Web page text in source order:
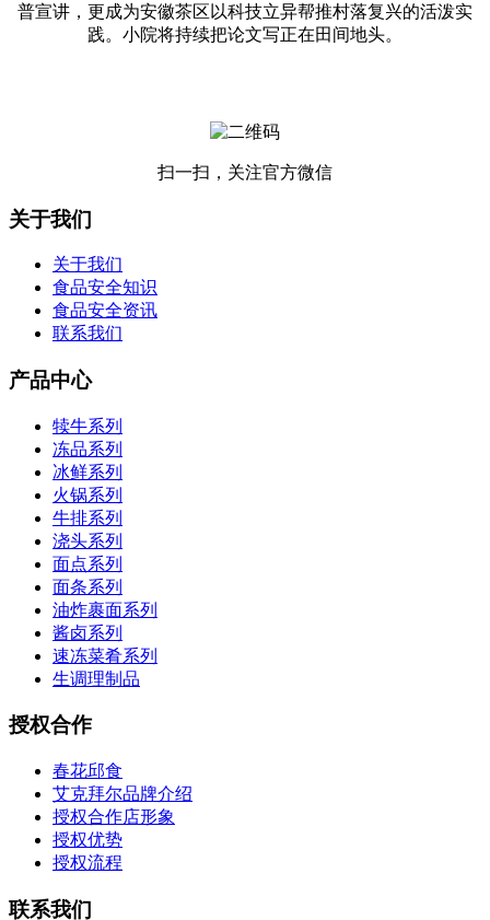
普宣讲，更成为安徽茶区以科技立异帮推村落复兴的活泼实
践。小院将持续把论文写正在田间地头。
扫一扫，关注官方微信
关于我们
关于我们
食品安全知识
食品安全资讯
联系我们
产品中心
犊牛系列
冻品系列
冰鲜系列
火锅系列
牛排系列
浇头系列
面点系列
面条系列
油炸裹面系列
酱卤系列
速冻菜肴系列
生调理制品
授权合作
春花邱食
艾克拜尔品牌介绍
授权合作店形象
授权优势
授权流程
联系我们